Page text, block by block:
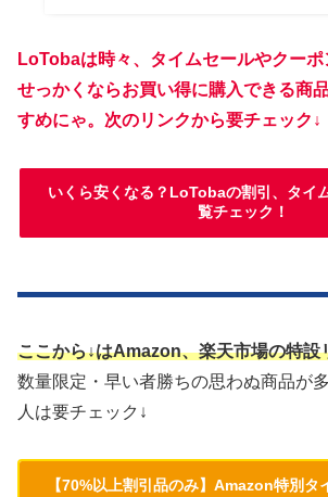
LoTobaは時々、タイムセールやクーポ
せっかくならお買い得に購入できる商
すめにゃ。次のリンクから要チェック↓
いくら安くなる？LoTobaの割引、タイ
覧チェック！
ここから↓はAmazon、楽天市場の特設
数量限定・早い者勝ちの思わぬ商品が
人は要チェック↓
【70%以上割引品のみ】Amazon特別タ